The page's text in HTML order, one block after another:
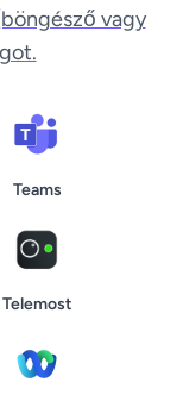
vagy
Teams
Telemost